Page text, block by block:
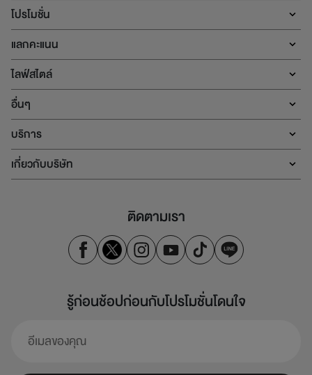
โปรโมชั่น
แลกคะแนน
ไลฟ์สไตล์
อื่นๆ
บริการ
เกี่ยวกับบริษัท
ติดตามเรา
รู้ก่อนช้อปก่อนกับโปรโมชั่นโดนใจ